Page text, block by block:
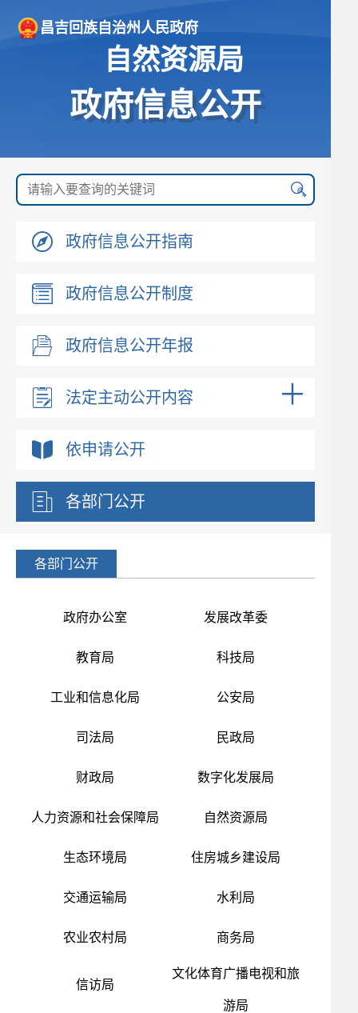
昌吉回族自治州人民政府
自然资源局
政府信息公开
政府信息公开指南
政府信息公开制度
政府信息公开年报
法定主动公开内容
依申请公开
各部门公开
各部门公开
政府办公室 发展改革委
教育局 科技局
工业和信息化局 公安局
司法局 民政局
财政局 数字化发展局
人力资源和社会保障局 自然资源局
生态环境局 住房城乡建设局
交通运输局 水利局
农业农村局 商务局
信访局
文化体育广播电视和旅
游局